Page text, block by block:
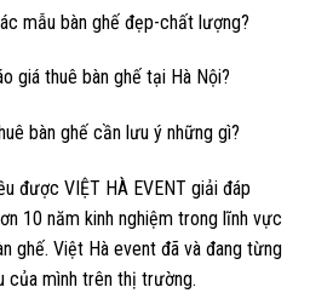
mẫu bàn ghế đẹp-chất lượng?
giá thuê bàn ghế tại Hà Nội?
bàn ghế cần lưu ý những gì?
được VIỆT HÀ EVENT giải đáp
10 năm kinh nghiệm trong lĩnh vực
ghế. Việt Hà event đã và đang từng
của mình trên thị trường.